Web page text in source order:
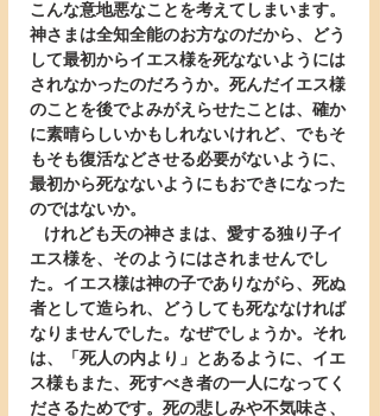
こんな意地悪なことを考えてしまいます。
神さまは全知全能のお方なのだから、どう
して最初からイエス様を死なないようには
されなかったのだろうか。死んだイエス様
のことを後でよみがえらせたことは、確か
に素晴らしいかもしれないけれど、でもそ
もそも復活などさせる必要がないように、
最初から死なないようにもおできになった
のではないか。
エス様を、そのようにはされませんでし
た。イエス様は神の子でありながら、死ぬ
者として造られ、どうしても死ななければ
なりませんでした。なぜでしょうか。それ
は、「死人の内より」とあるように、イエ
ス様もまた、死すべき者の一人になってく
ださるためです。死の悲しみや不気味さ、